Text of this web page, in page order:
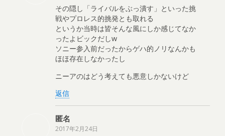
その隠し「ライバルをぶっ潰す」といった挑
戦やプロレス的挑発とも取れる
というか当時は皆そんな風にしか感じてなか
ったよビックだしw
ソニー参入前だったからゲハ的ノリなんかも
ほほ存在しなかったし
ニーアのはどう考えても悪意しかないけど
返信
匿名
2017年2月24日